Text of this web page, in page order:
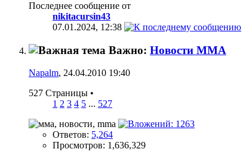
Последнее сообщение от
nikitacursin43
07.01.2024, 12:38
Важно: Новости ММА
Napalm, 24.04.2010 19:40
527 Страницы •
1 2 3 4 5 ... 527
Ответов: 5,264
Просмотров: 1,636,329